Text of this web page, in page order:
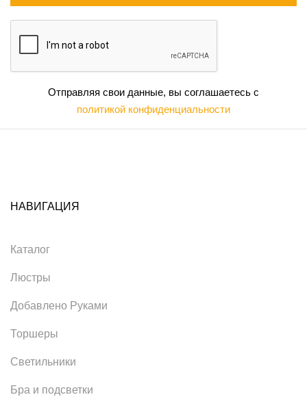
Отправляя свои данные, вы соглашаетесь с
политикой конфиденциальности
НАВИГАЦИЯ
Каталог
Люстры
Добавлено Руками
Торшеры
Светильники
Бра и подсветки